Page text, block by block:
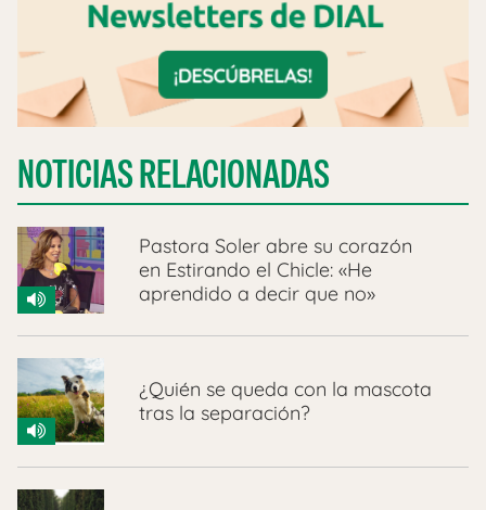
NOTICIAS RELACIONADAS
Pastora Soler abre su corazón
en Estirando el Chicle: «He
aprendido a decir que no»
¿Quién se queda con la mascota
tras la separación?